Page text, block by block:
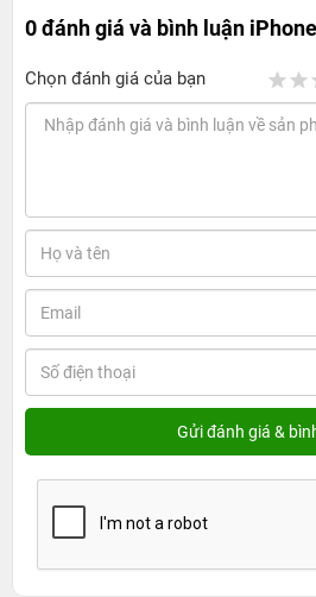
thống. Các cổng kết nối Lightning và
loa ngoài mono. Các nút còn lại là nút
và tăng giảm âm lượng vẫn được
bao gồm camera ở góc trái, sát bên là
LED, logo quả táo và chữ iPhone ở vị
còn có những thông tin thêm, tuỳ theo
0 đánh giá và bình luận
Chọn đánh giá của bạn